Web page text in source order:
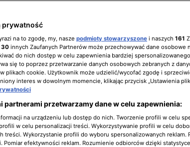
8, odcinek 3
prywatność
na to zgodę, my, nasze podmioty stowarzyszone i naszych 161
30 innych Zaufanych Partnerów może przechowywać dane osobowe
do nich dostęp w celu zapewnienia bardziej
się to poprzez przetwarzanie danych osobowych zebranych z
plikach cookie. Użytkownik może udzielić/wycofać zgodę i
interes w dowolnym momencie, klikając przycisk „Ustawienia
partnerami przetwarzamy dane w celu zapewnienia:
na urządzeniu lub dostęp do nich. Tworzenie profili w celu
w celu personalizacji treści. Wykorzystywanie profili w celu
treści. Wykorzystanie profili do wyboru spersonalizowanych reklam.
Pomiar efektywności reklam. Rozumienie odbiorców dzięki